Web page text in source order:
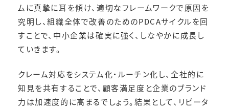
ムに真摯に耳を傾け、適切なフレームワークで原因を
究明し、組織全体で改善のためのPDCAサイクルを回
すことで、中小企業は確実に強く、しなやかに成長し
ていきます。
クレーム対応をシステム化・ルーチン化し、全社的に
知見を共有することで、顧客満足度と企業のブランド
力は加速度的に高まるでしょう。結果として、リピータ